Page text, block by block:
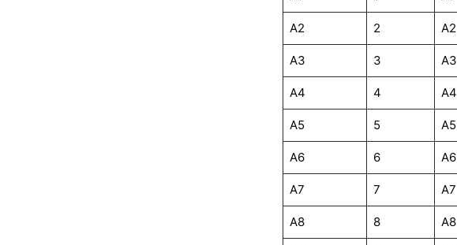
A2 2 A2
A3 3 A3
A4 4 A4
A5 5 A5
A6 6 A6
A7 7 A7
A8 8 A8